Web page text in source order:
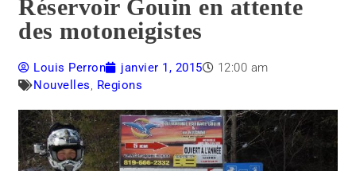
Réservoir Gouin en attente
des motoneigistes
Louis Perron janvier 1, 2015
12:00 am
Nouvelles, Regions